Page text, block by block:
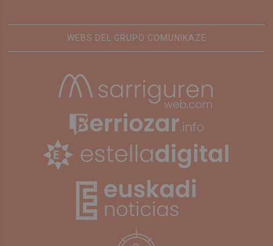
WEBS DEL GRUPO COMUNIKAZE